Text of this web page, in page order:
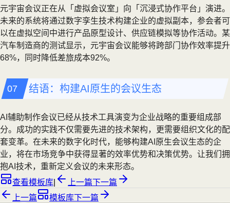
元宇宙会议正在从「虚拟会议室」向「沉浸式协作平台」演进。
未来的系统将通过数字孪生技术构建企业的虚拟副本，参会者可
以在虚拟空间中进行产品原型设计、供应链模拟等协作活动。某
汽车制造商的测试显示，元宇宙会议能够将跨部门协作效率提升
68%，同时降低差旅成本92%。
结语：构建AI原生的会议生态
AI辅助制作会议已经从技术工具演变为企业战略的重要组成部
分。成功的实践不仅需要先进的技术架构，更需要组织文化的配
套变革。在未来的数字化时代，能够构建AI原生会议生态的企
业，将在市场竞争中获得显著的效率优势和决策优势。让我们拥
抱AI技术，重新定义会议的未来形态。
查看模板库
上一篇下一篇
上一篇
模板库下一篇